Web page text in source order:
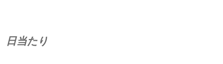
日当たり